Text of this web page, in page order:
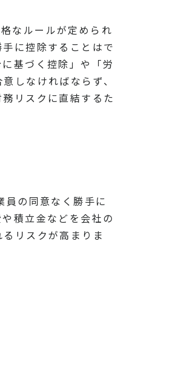
なルールが定められ
に控除することはで
基づく控除」や「労
しなければならず、
リスクに直結するた
の同意なく勝手に
積立金などを会社の
リスクが高まりま